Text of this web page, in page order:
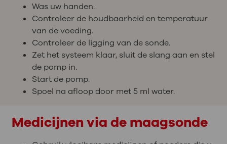
Was uw handen.
Controleer de houdbaarheid en temperatuur
van de voeding.
Controleer de ligging van de sonde.
Zet het systeem klaar, sluit de slang aan en stel
de pomp in.
Start de pomp.
Spoel na afloop door met 5 ml water.
Medicijnen via de maagsonde